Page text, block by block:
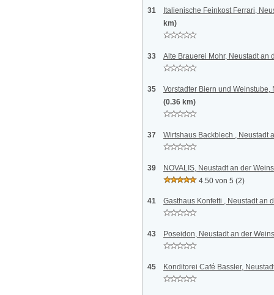
31
Italienische Feinkost Ferrari,
km)
33 Alte Brauerei Mohr, Neustadt an
35
Vorstadter Biern und
(0.36 km)
37 Wirtshaus Backblech , Neustadt
39
NOVALIS, Neustadt an der
4.50 von 5 (2)
41 Gasthaus Konfetti , Neustadt an
43 Poseidon, Neustadt an der
45 Konditorei Café Bassler,